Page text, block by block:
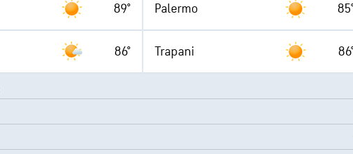
89° Palermo
86° Trapani